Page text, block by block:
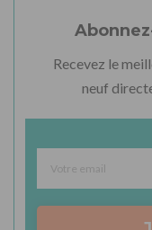
Recevez le
neuf